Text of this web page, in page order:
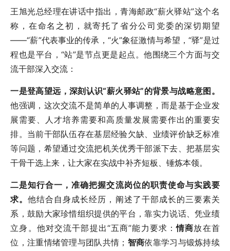
王旭光总经理在讲话中指出，青海邮政“薪火驿站”这个名
称，在命名之初，就寄托了省分公司党委的深切期望
——“薪”代表事业的传承，“火”象征激情与希望，“驿”是过
程也是平台，“站”是节点更是起点。他围绕三个方面与交
流干部深入交流：
一是登高望远，深刻认识“薪火驿站”的背景与战略意图。
他强调，这次交流不是简单的人事调整，而是基于企业发
展需要、人才培养需要和高质量发展需要作出的重要安
排。当前干部队伍存在基层经验欠缺、业绩评价缺乏标准
等问题，希望通过交流把机关优秀干部派下去、把基层实
干骨干选上来，让大家在实战中补齐短板、锤炼本领。
二是知行合一，准确把握交流岗位的职责使命与实践要
求。他结合自身成长经历，阐述了干部成长的三要素关
系，鼓励大家珍惜组织提供的平台，靠实力说话、凭业绩
立身。他对交流干部提出“五商”能力要求：情商放在首
位，注重情绪管理与团队共情； 智商依靠学习与锻炼持续